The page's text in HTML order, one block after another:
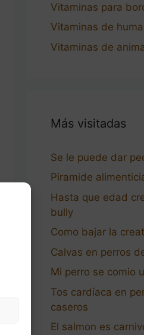
Vitaminas para
Vitaminas de
Vitaminas de
Más visitadas
Se le puede dar
Piramide
Hasta que edad
bully
Como bajar la
Calvas en perros
Mi perro se comio
Tos cardíaca en
caseros
El salmon es